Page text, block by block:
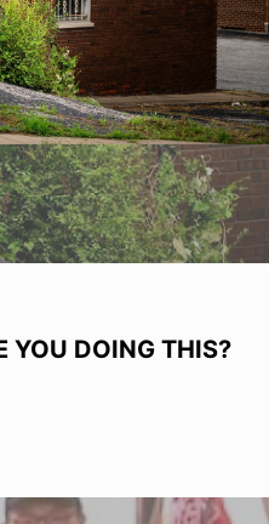
YOU DOING THIS?